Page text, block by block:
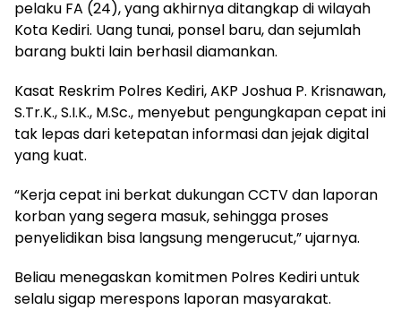
pelaku FA (24), yang akhirnya ditangkap di wilayah
Kota Kediri. Uang tunai, ponsel baru, dan sejumlah
barang bukti lain berhasil diamankan.
Kasat Reskrim Polres Kediri, AKP Joshua P. Krisnawan,
S.Tr.K., S.I.K., M.Sc., menyebut pengungkapan cepat ini
tak lepas dari ketepatan informasi dan jejak digital
yang kuat.
“Kerja cepat ini berkat dukungan CCTV dan laporan
korban yang segera masuk, sehingga proses
penyelidikan bisa langsung mengerucut,” ujarnya.
Beliau menegaskan komitmen Polres Kediri untuk
selalu sigap merespons laporan masyarakat.